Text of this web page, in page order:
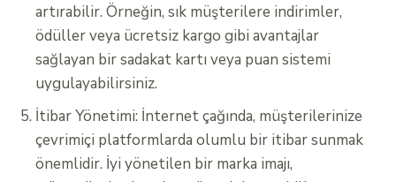
artırabilir. Örneğin, sık müşterilere indirimler,
ödüller veya ücretsiz kargo gibi avantajlar
sağlayan bir sadakat kartı veya puan sistemi
uygulayabilirsiniz.
İtibar Yönetimi: İnternet çağında, müşterilerinize
çevrimiçi platformlarda olumlu bir itibar sunmak
önemlidir. İyi yönetilen bir marka imajı,